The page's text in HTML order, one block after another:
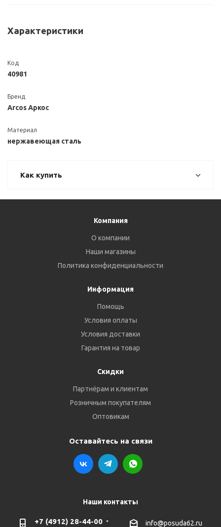
Характеристики
Код
40981
Бренд
Arcos Аркос
Материал
нержавеющая сталь
Как купить
Компания
О компании
Наши магазины
Политика конфиденциальности
Информация
Помощь
Условия оплаты
Условия доставки
Гарантия на товар
Скидки
Партнёрам и клиентам
Розничным покупателям
Оптовикам
Оставайтесь на связи
Наши контакты
+7 (4912) 28-44-00 info@posuda62.ru